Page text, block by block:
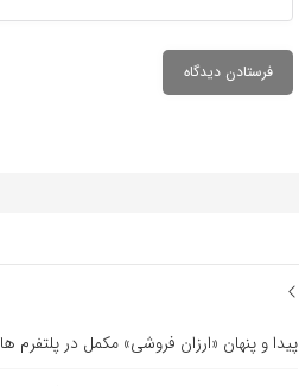
پیدا و پنهان «ارزان فروشی» مکمل در پلتفرم ها